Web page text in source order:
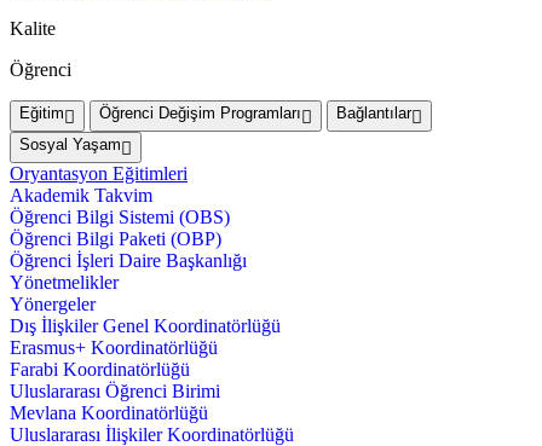
Kalite
Öğrenci
Eğitim Öğrenci Değişim Programları
Bağlantılar
Sosyal Yaşam
Oryantasyon Eğitimleri
Akademik Takvim
Öğrenci Bilgi Sistemi (OBS)
Öğrenci Bilgi Paketi (OBP)
Öğrenci İşleri Daire Başkanlığı
Yönetmelikler
Yönergeler
Dış İlişkiler Genel Koordinatörlüğü
Erasmus+ Koordinatörlüğü
Farabi Koordinatörlüğü
Uluslararası Öğrenci Birimi
Mevlana Koordinatörlüğü
Uluslararası İlişkiler Koordinatörlüğü